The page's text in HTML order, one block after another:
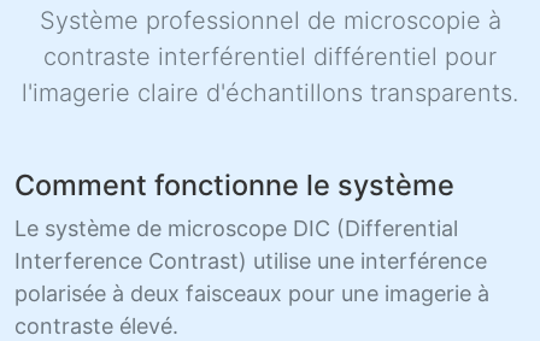
Système professionnel de microscopie à
contraste interférentiel différentiel pour
l'imagerie claire d'échantillons transparents.
Comment fonctionne le système
Le système de microscope DIC (Differential
Interference Contrast) utilise une interférence
polarisée à deux faisceaux pour une imagerie à
contraste élevé.